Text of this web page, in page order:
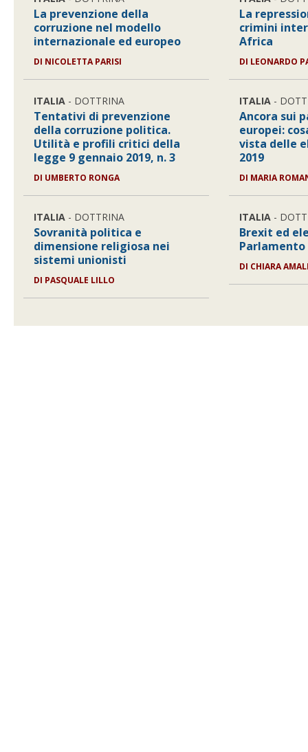
La prevenzione della
corruzione nel modello
internazionale ed europeo
DI NICOLETTA PARISI
ITALIA - DOTTRINA
Tentativi di prevenzione
della corruzione politica.
Utilità e profili critici della
legge 9 gennaio 2019, n. 3
DI UMBERTO RONGA
ITALIA - DOTTRINA
Sovranità politica e
dimensione religiosa nei
sistemi unionisti
DI PASQUALE LILLO
La
crimini
Africa
DI LEONARDO
ITALIA -
Ancora sui
europei:
vista delle
2019
DI MARIA
ITALIA -
Brexit ed
Parlamento
DI CHIARA